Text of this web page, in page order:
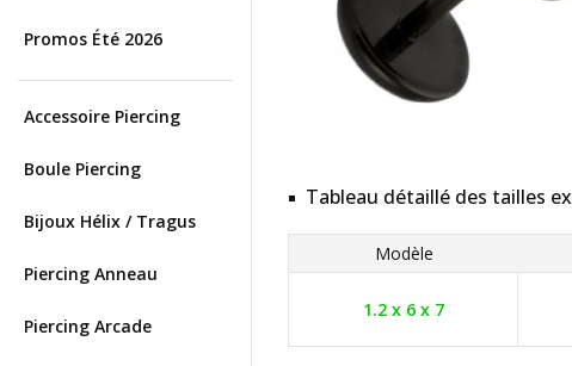
Promos Été 2026
Accessoire Piercing
Boule Piercing
Bijoux Hélix / Tragus
Piercing Anneau
Piercing Arcade
Tableau détaillé des tailles
Modèle
1.2 x 6 x 7